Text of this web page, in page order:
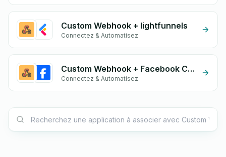
Custom Webhook + lightfunnels
Connectez & Automatisez
Custom Webhook + Facebook Comments
Connectez & Automatisez